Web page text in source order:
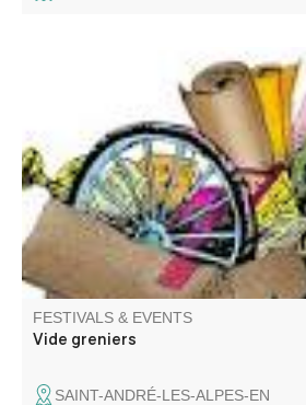
Venez chiner dans les rues et places
objets de décoration, livres,
FESTIVALS & EVENTS
Vide greniers
SAINT-ANDRÉ-LES-ALPES-EN